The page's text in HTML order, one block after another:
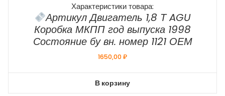
Характеристики товара:
Артикул Двигатель 1,8 Т AGU
Коробка МКПП год выпуска 1998
Состояние бу вн. номер 1121 ОЕМ
1650,00₽
В корзину